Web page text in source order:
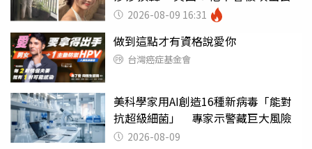
2026-08-09 16:31
做到這點才有資格說愛你
台灣癌症基金會
美科學家用AI創造16種新病毒「能對
抗超級細菌」 專家示警藏巨大風險
2026-08-09